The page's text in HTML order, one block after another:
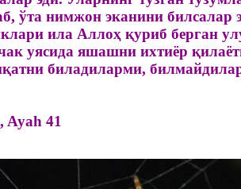
ўта нимжон эканини билсалар
ила Аллоҳ қуриб берган
уясида яшашни ихтиёр
биладиларми,
Ayah 41